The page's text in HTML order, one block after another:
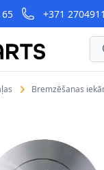
+371
Bremzēšanas